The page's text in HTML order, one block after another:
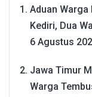
Aduan
Kediri, Dua
6 Agustus
Jawa Timur
Warga